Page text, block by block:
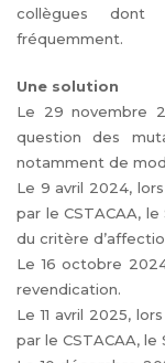
collègues
fréquemment.
Une solution
Le 29 novembre
question des
notamment de
Le 9 avril 2024,
par le CSTACAA,
du critère
Le 16 octobre
revendication.
Le 11 avril 2025,
par le CSTACAA, le